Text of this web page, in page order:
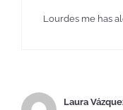
Lourdes me has
Laura